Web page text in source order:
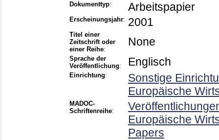
Dokumenttyp: Arbeitspapier
Erscheinungsjahr: 2001
Titel einer
Zeitschrift oder
einer Reihe:
None
Sprache der
Veröffentlichung: Englisch
Einrichtung:
Sonstige
Europäische
MADOC-
Schriftenreihe:
Europäische
Papers